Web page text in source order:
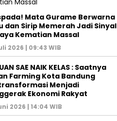
Mata Gurame Berwarna
dan Sirip Memerah Jadi Sinyal
Kematian Massal
2026 | 09:43 WIB
SAE NAIK KELAS : Saatnya
Farming Kota Bandung
Menjadi
Ekonomi Rakyat
2026 | 14:04 WIB